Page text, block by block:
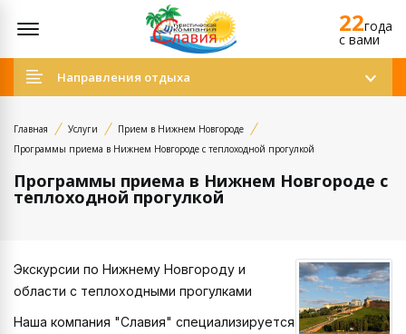
22года
c вами
Направления отдыха
Главная Услуги
Прием в Нижнем Новгороде
Программы приема в Нижнем Новгороде с теплоходной прогулкой
Программы приема в Нижнем Новгороде с
теплоходной прогулкой
Экскурсии по Нижнему Новгороду и
области с теплоходными прогулками
Наша компания "Славия" специализируется